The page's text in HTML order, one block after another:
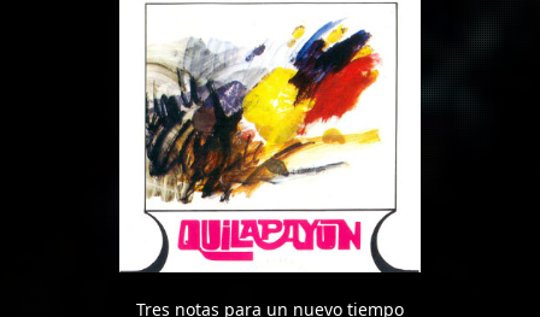
Tres notas para un nuevo tiempo